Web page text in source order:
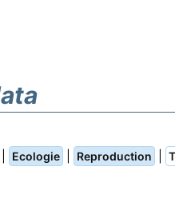
Ecologie Reproduction